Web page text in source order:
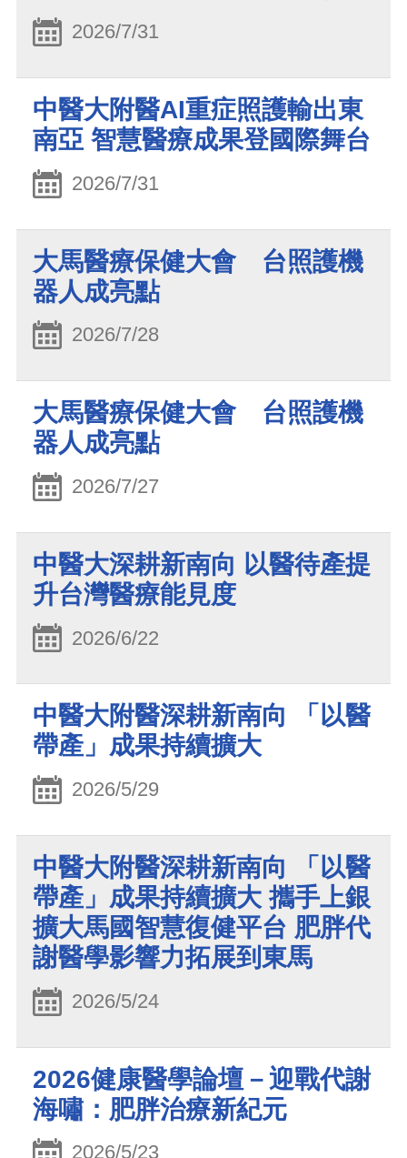
2026/7/31
中醫大附醫AI重症照護輸出東
南亞 智慧醫療成果登國際舞台
2026/7/31
大馬醫療保健大會 台照護機
器人成亮點
2026/7/28
大馬醫療保健大會 台照護機
器人成亮點
2026/7/27
中醫大深耕新南向 以醫待產提
升台灣醫療能見度
2026/6/22
中醫大附醫深耕新南向 「以醫
帶產」成果持續擴大
2026/5/29
中醫大附醫深耕新南向 「以醫
帶產」成果持續擴大 攜手上銀
擴大馬國智慧復健平台 肥胖代
謝醫學影響力拓展到東馬
2026/5/24
2026健康醫學論壇－迎戰代謝
海嘯：肥胖治療新紀元
2026/5/23